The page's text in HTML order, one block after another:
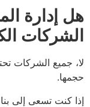
هل إدارة
الشركات
لا، جميع الشركات
حجمها.
إذا كنت تسعى إلى